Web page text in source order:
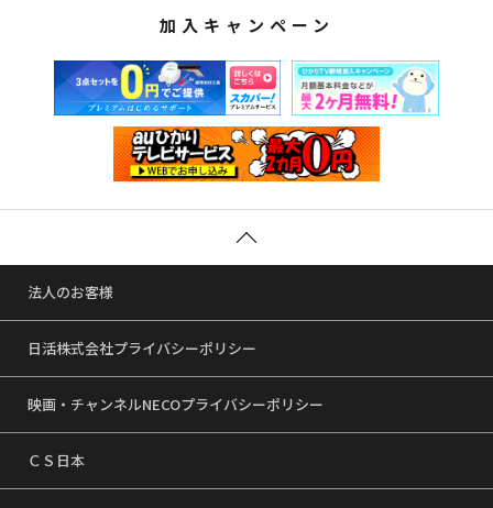
加入キャンペーン
法人のお客様
日活株式会社プライバシーポリシー
映画・チャンネルNECOプライバシーポリシー
ＣＳ日本